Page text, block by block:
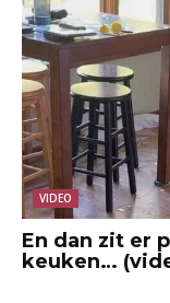
VIDEO
En dan zit er
keuken…